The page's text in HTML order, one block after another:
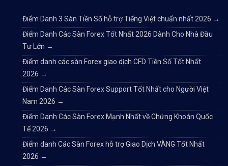
Điểm Danh 3 Sàn Tiền Số hỗ trợ Tiếng Việt chuẩn nhất 2026 →
Điểm Danh Các Sàn Forex Tốt Nhất 2026 Dành Cho Nhà Đầu
Tư Lớn →
Điểm danh các sàn Forex giao dịch CFD Tiền Số Tốt Nhất
2026 →
Điểm Danh Các Sàn Forex Support Tốt Nhất cho Người Việt
Nam 2026 →
Điểm Danh Các Sàn Forex Mạnh Nhất về Chứng Khoán Quốc
Tế 2026 →
Điểm danh Các Sàn Forex hỗ trợ Giao Dịch VÀNG Tốt Nhất
2026 →